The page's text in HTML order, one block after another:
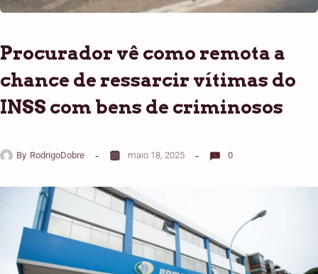
Procurador vê como remota a
chance de ressarcir vítimas do
INSS com bens de criminosos
By RodrigoDobre maio 18, 2025 0